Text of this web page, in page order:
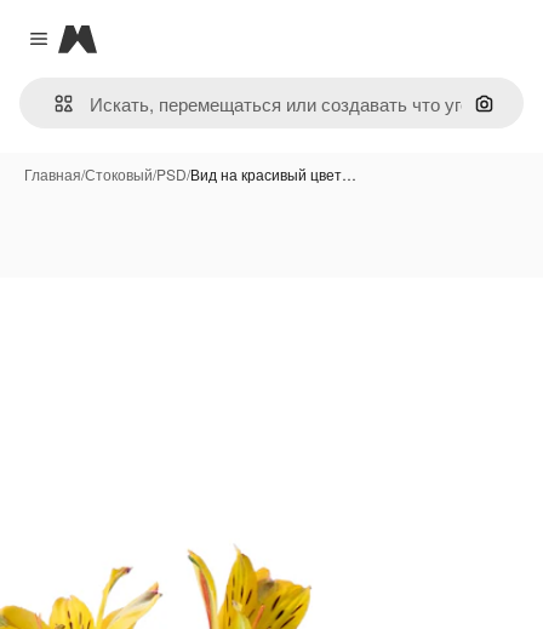
Close menu
Magnific
Поиск
Главная/Стоковый/PSD/Вид на красивый цвет…